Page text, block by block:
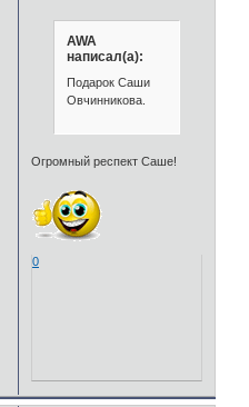
AWA
написал(а):
Подарок Саши
Овчинникова.
Огромный респект Саше!
0